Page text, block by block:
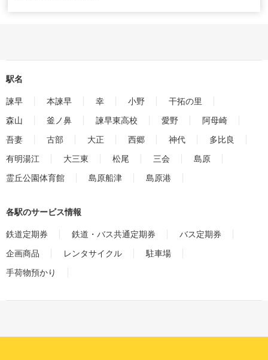
駅名
諫早 本諫早 幸 小野
干拓の里
森山
釜ノ鼻 諫早東高校 愛野
阿母崎
吾妻
古部 大正 西郷 神代
多比良
有明湯江
大三東 松尾 三会
島原
霊丘公園体育館
島原船津 島原港
各駅のサービス情報
鉄道定期券 鉄道・バス共通定期券
バス定期券
企画商品
レンタサイクル
駐車場
手荷物預かり